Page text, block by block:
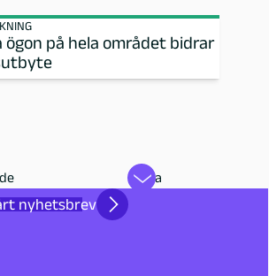
ögon på hela området bidrar
Nästa
nyhetsbrev